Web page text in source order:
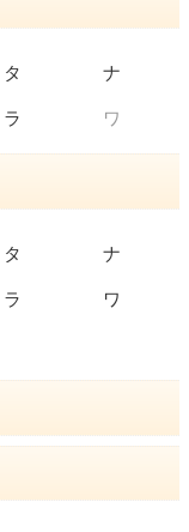
タ ナ
ラ ワ
タ ナ
ラ ワ